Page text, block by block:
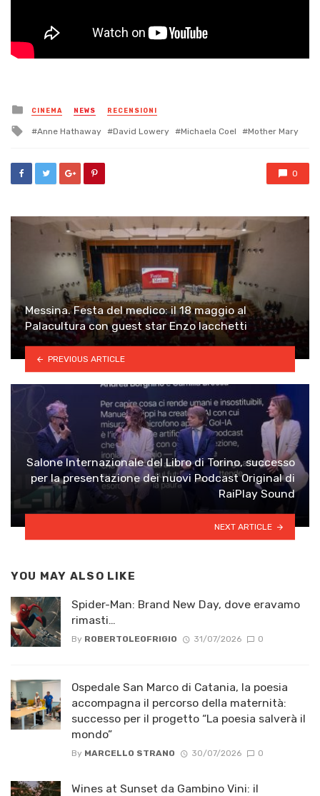
Posted
in
CINEMA NEWS RECENSIONI
Tagged
Anne Hathaway David Lowery Michaela Coel Mother Mary
0
Messina. Festa del medico: il 18 maggio al
Palacultura con guest star Enzo Iacchetti
PREVIOUS ARTICLE
Salone Internazionale del Libro di Torino, successo
per la presentazione dei nuovi Podcast Original di
RaiPlay Sound
NEXT ARTICLE
YOU MAY ALSO LIKE
Spider-Man: Brand New Day, dove eravamo
rimasti…
By ROBERTOLEOFRIGIO 31/07/2026 0
Ospedale San Marco di Catania, la poesia
accompagna il percorso della maternità:
successo per il progetto “La poesia salverà il
mondo”
By MARCELLO STRANO 30/07/2026 0
Wines at Sunset da Gambino Vini: il